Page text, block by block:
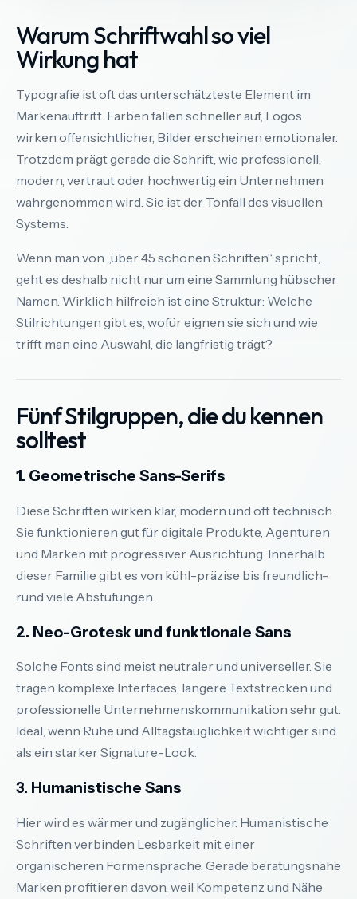
Warum Schriftwahl so viel
Wirkung hat
Typografie ist oft das unterschätzteste Element im
Markenauftritt. Farben fallen schneller auf, Logos
wirken offensichtlicher, Bilder erscheinen emotionaler.
Trotzdem prägt gerade die Schrift, wie professionell,
modern, vertraut oder hochwertig ein Unternehmen
wahrgenommen wird. Sie ist der Tonfall des visuellen
Systems.
Wenn man von „über 45 schönen Schriften“ spricht,
geht es deshalb nicht nur um eine Sammlung hübscher
Namen. Wirklich hilfreich ist eine Struktur: Welche
Stilrichtungen gibt es, wofür eignen sie sich und wie
trifft man eine Auswahl, die langfristig trägt?
Fünf Stilgruppen, die du kennen
solltest
1. Geometrische Sans-Serifs
Diese Schriften wirken klar, modern und oft technisch.
Sie funktionieren gut für digitale Produkte, Agenturen
und Marken mit progressiver Ausrichtung. Innerhalb
dieser Familie gibt es von kühl-präzise bis freundlich-
rund viele Abstufungen.
2. Neo-Grotesk und funktionale Sans
Solche Fonts sind meist neutraler und universeller. Sie
tragen komplexe Interfaces, längere Textstrecken und
professionelle Unternehmenskommunikation sehr gut.
Ideal, wenn Ruhe und Alltagstauglichkeit wichtiger sind
als ein starker Signature-Look.
3. Humanistische Sans
Hier wird es wärmer und zugänglicher. Humanistische
Schriften verbinden Lesbarkeit mit einer
organischeren Formensprache. Gerade beratungsnahe
Marken profitieren davon, weil Kompetenz und Nähe